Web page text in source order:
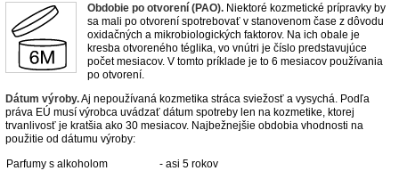
Obdobie po otvorení (PAO). Niektoré kozmetické prípravky by
sa mali po otvorení spotrebovať v stanovenom čase z dôvodu
oxidačných a mikrobiologických faktorov. Na ich obale je
kresba otvoreného téglika, vo vnútri je číslo predstavujúce
počet mesiacov. V tomto príklade je to 6 mesiacov používania
po otvorení.
Dátum výroby.Aj nepoužívaná kozmetika stráca sviežosť a vysychá. Podľa
práva EÚ musí výrobca uvádzať dátum spotreby len na kozmetike, ktorej
trvanlivosť je kratšia ako 30 mesiacov. Najbežnejšie obdobia vhodnosti na
použitie od dátumu výroby:
Parfumy s alkoholom
- asi 5 rokov